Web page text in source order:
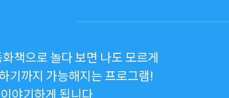
책으로 놀다 보면 나도 모르게
기까지 가능해지는 프로그램!
야기하게 됩니다